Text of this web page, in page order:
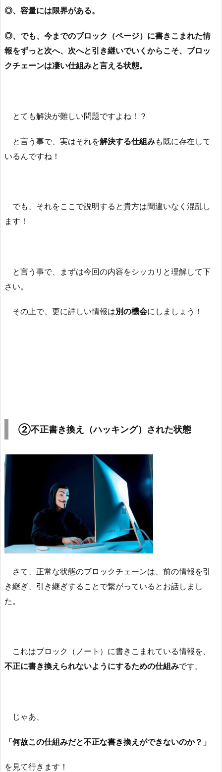
◎、容量には限界がある。
◎、でも、今までのブロック（ページ）に書きこまれた情
報をずっと次へ、次へと引き継いでいくからこそ、ブロッ
クチェーンは凄い仕組みと言える状態。
とても解決が難しい問題ですよね！？
と言う事で、実はそれを解決する仕組みも既に存在して
いるんですね！
でも、それをここで説明すると貴方は間違いなく混乱し
ます！
と言う事で、まずは今回の内容をシッカリと理解して下
さい。
その上で、更に詳しい情報は別の機会にしましょう！
②不正書き換え（ハッキング）された状態
さて、正常な状態のブロックチェーンは、前の情報を引
き継ぎ、引き継ぎすることで繋がっているとお話しまし
た。
これはブロック（ノート）に書きこまれている情報を、
不正に書き換えられないようにするための仕組みです。
じゃあ、
「何故この仕組みだと不正な書き換えができないのか？」
を見て行きます！